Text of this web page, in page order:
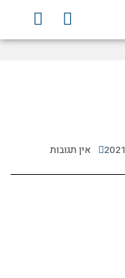
F
a
c
Y
o
u
אין תגובות